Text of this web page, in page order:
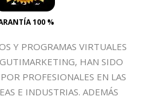
100 %
Y PROGRAMAS VIRTUALES
HAN SIDO
PROFESIONALES EN LAS
E INDUSTRIAS. ADEMÁS